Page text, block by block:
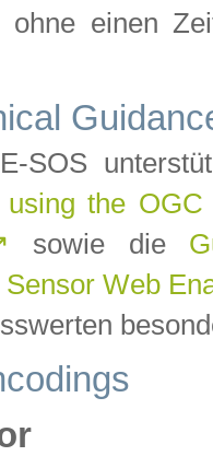
ohne einen
SOS
the
sowie die
Web